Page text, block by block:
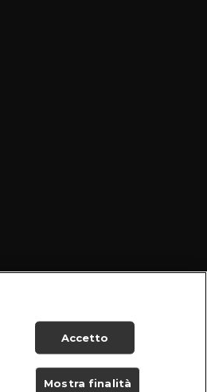
Accetto
Mostra finalità